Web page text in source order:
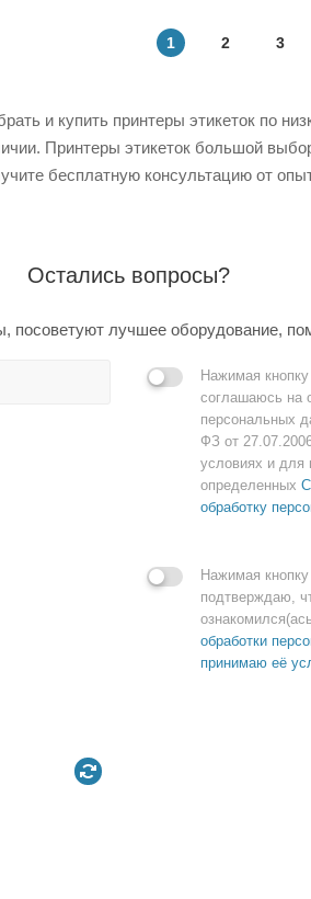
1 2 3
и купить принтеры этикеток по
Принтеры этикеток большой
бесплатную консультацию от
Остались вопросы?
лучшее оборудование,
Нажимая
соглашаюсь на
персональных
ФЗ от
условиях и для
определенных
обработку
Нажимая
подтверждаю,
обработки
принимаю её